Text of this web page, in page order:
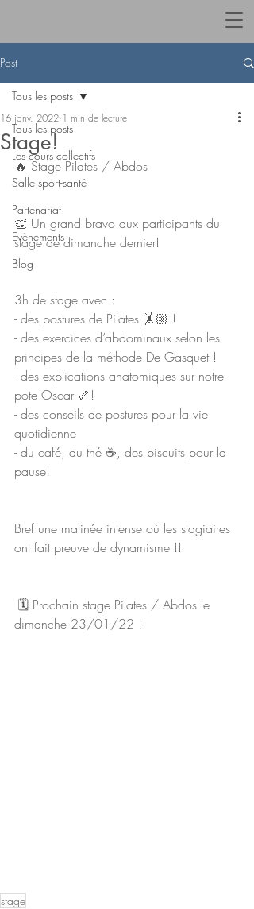
Post
Tous les posts
Les cours collectifs
Salle sport-santé
Partenariat
Evènements
Blog
Tous les posts
Stage!
16 janv. 2022 1 min de lecture
🔥 Stage Pilates / Abdos
👏 Un grand bravo aux participants du
stage de dimanche dernier!
3h de stage avec :
- des postures de Pilates 🤸🏼 !
- des exercices d’abdominaux selon les
principes de la méthode De Gasquet !
- des explications anatomiques sur notre
pote Oscar 🦴!
- des conseils de postures pour la vie
quotidienne
- du café, du thé ☕️, des biscuits pour la
pause!
Bref une matinée intense où les stagiaires
ont fait preuve de dynamisme !!
dimanche 23/01/22 !
stage